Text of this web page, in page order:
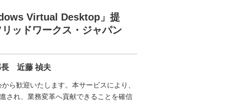
Virtual Desktop」提
ッドワークス・ジャパン
長 近藤 禎夫
ら歓迎いたします。本サービスにより、
され、業務変革へ貢献できることを確信